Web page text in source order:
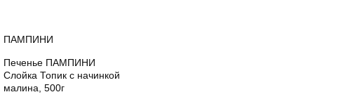
ПАМПИНИ
Печенье ПАМПИНИ
Слойка Топик с начинкой
малина, 500г